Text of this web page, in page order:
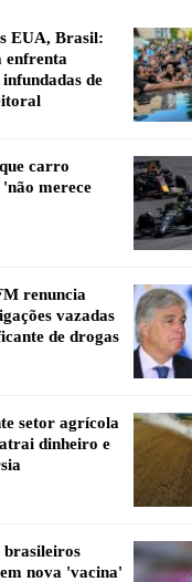
EUA, Brasil:
enfrenta
infundadas de
carro
merece
renuncia
vazadas
de drogas
setor agrícola
dinheiro e
brasileiros
nova 'vacina'